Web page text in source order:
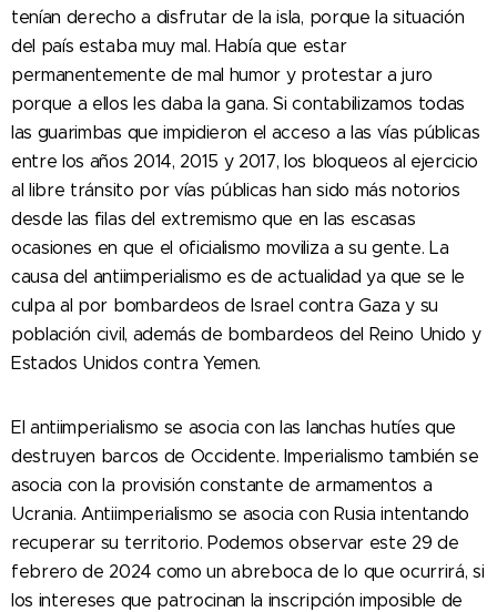
tenían derecho a disfrutar de la isla, porque la situación
del país estaba muy mal. Había que estar
permanentemente de mal humor y protestar a juro
porque a ellos les daba la gana. Si contabilizamos todas
las guarimbas que impidieron el acceso a las vías públicas
entre los años 2014, 2015 y 2017, los bloqueos al ejercicio
al libre tránsito por vías públicas han sido más notorios
desde las filas del extremismo que en las escasas
ocasiones en que el oficialismo moviliza a su gente. La
causa del antiimperialismo es de actualidad ya que se le
culpa al por bombardeos de Israel contra Gaza y su
población civil, además de bombardeos del Reino Unido y
Estados Unidos contra Yemen.
El antiimperialismo se asocia con las lanchas hutíes que
destruyen barcos de Occidente. Imperialismo también se
asocia con la provisión constante de armamentos a
Ucrania. Antiimperialismo se asocia con Rusia intentando
recuperar su territorio. Podemos observar este 29 de
febrero de 2024 como un abreboca de lo que ocurrirá, si
los intereses que patrocinan la inscripción imposible de